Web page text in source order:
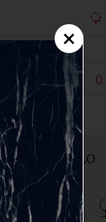
0,00 € 0
OSTALO
×